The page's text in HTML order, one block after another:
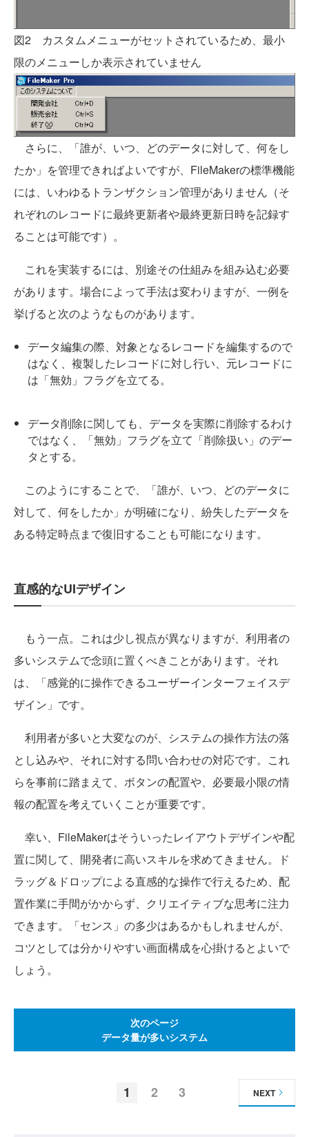
図2 カスタムメニューがセットされているため、最小
限のメニューしか表示されていません
さらに、「誰が、いつ、どのデータに対して、何をし
たか」を管理できればよいですが、FileMakerの標準機能
には、いわゆるトランザクション管理がありません（そ
れぞれのレコードに最終更新者や最終更新日時を記録す
ることは可能です）。
これを実装するには、別途その仕組みを組み込む必要
があります。場合によって手法は変わりますが、一例を
挙げると次のようなものがあります。
データ編集の際、対象となるレコードを編集するので
はなく、複製したレコードに対し行い、元レコードに
は「無効」フラグを立てる。
データ削除に関しても、データを実際に削除するわけ
ではなく、「無効」フラグを立て「削除扱い」のデー
タとする。
このようにすることで、「誰が、いつ、どのデータに
対して、何をしたか」が明確になり、紛失したデータを
ある特定時点まで復旧することも可能になります。
直感的なUIデザイン
もう一点。これは少し視点が異なりますが、利用者の
多いシステムで念頭に置くべきことがあります。それ
は、「感覚的に操作できるユーザーインターフェイスデ
ザイン」です。
利用者が多いと大変なのが、システムの操作方法の落
とし込みや、それに対する問い合わせの対応です。これ
らを事前に踏まえて、ボタンの配置や、必要最小限の情
報の配置を考えていくことが重要です。
幸い、FileMakerはそういったレイアウトデザインや配
置に関して、開発者に高いスキルを求めてきません。ド
ラッグ＆ドロップによる直感的な操作で行えるため、配
置作業に手間がかからず、クリエイティブな思考に注力
できます。「センス」の多少はあるかもしれませんが、
コツとしては分かりやすい画面構成を心掛けるとよいで
しょう。
次のページ
データ量が多いシステム
1 2 3 NEXT